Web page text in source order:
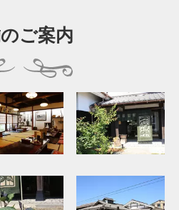
ご案内